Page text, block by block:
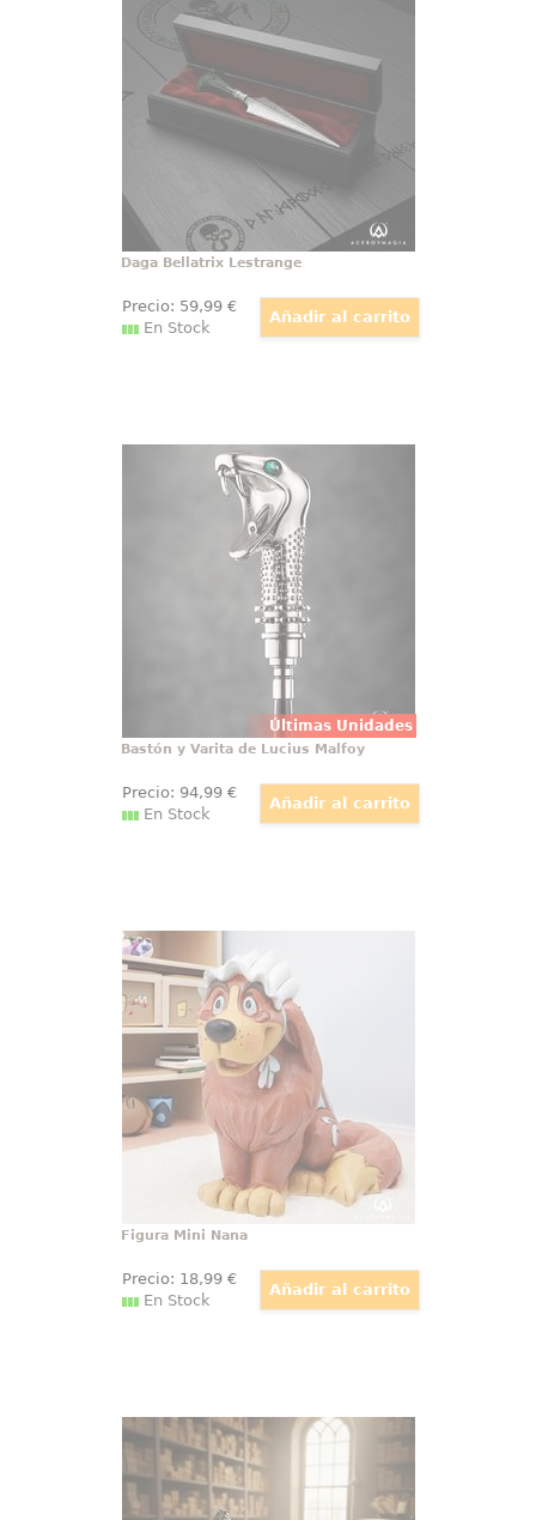
la Daga Bellatrix Lestrange llega
en réplica 1:1 con 19 cm de
longitud y cuerpo de metal
fundido a presión, fiel a la pieza
que vimos en pantalla y pensada
para quienes valoran el
coleccionismo Harry Potter
Daga Bellatrix Lestrange
Precio: 59,99€
En Stock
Últimas Unidades
Bastón y Varita de Lucius Malfoy
Fabuloso y detallado bastón de
Lucius Malfoy de las películas de
“Harry Potter”, la empuñadura en
cabeza de serpiente contiene su
varita mágica. El bastón mide 115
cm. aproximadamente y la varita
mágica 25 cm.
Bastón y Varita de Lucius Malfoy
Precio: 94,99€
En Stock
Trae un toque de magia de Disney
a tu hogar con la encantadora y
maravillosa figura mini de Nana
de Disney Traditions por Jim
Shore. Esta hermosa pieza
captura la esencia de uno de los
personajes más queridos de Peter
Figura Mini Nana
Precio: 18,99€
En Stock
Varita de Harry Potter Ollivander
Varita de Harry Potter original con
licencia oficial, diseñada para
convertir cualquier colección en
una pieza con presencia propia